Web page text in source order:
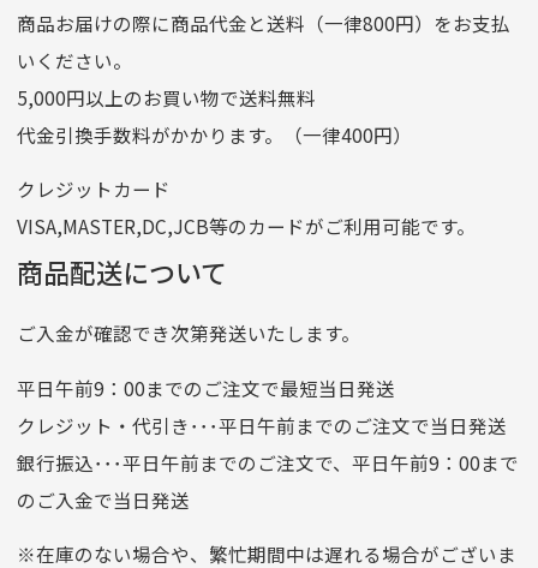
ゆうちょ銀行
ゆうちょ間
記号
14710
他銀行から
店名
四七八（読みヨンナナハチ）
店番
478
預金種目
普通預金
口座番号
0776226
口座名義
株式会社一条
クレジットカード
商品お届けの際に商品代金と送料（一律800円）をお支払
いください。
5,000円以上のお買い物で送料無料
代金引換手数料がかかります。（一律400円）
クレジットカード
VISA,MASTER,DC,JCB等のカードがご利用可能です。
商品配送について
ご入金が確認でき次第発送いたします。
平日午前9：00までのご注文で最短当日発送
クレジット・代引き･･･平日午前までのご注文で当日発送
銀行振込･･･平日午前までのご注文で、平日午前9：00まで
のご入金で当日発送
※在庫のない場合や、繁忙期間中は遅れる場合がございま